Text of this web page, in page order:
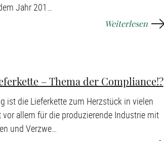
Jahr 201…
Weiterlesen
– Thema der Compliance!?
ist die Lieferkette zum Herzstück in vielen
allem für die produzierende Industrie mit
und Verzwe…